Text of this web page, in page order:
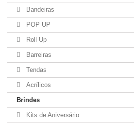
Bandeiras
POP UP
Roll Up
Barreiras
Tendas
Acrílicos
Brindes
Kits de Aniversário